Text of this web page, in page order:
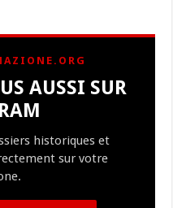
l
y
Li
n
d
n
es
AUSSI SUR
historiques et
sur votre